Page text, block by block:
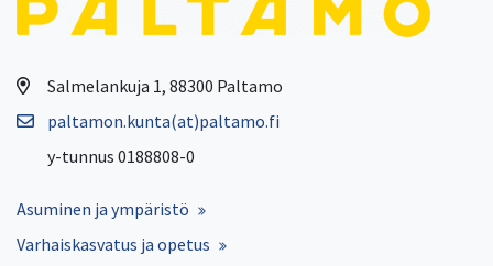
Salmelankuja 1, 88300 Paltamo
paltamon.kunta(at)paltamo.fi
y-tunnus 0188808-0
Asuminen ja ympäristö
Varhaiskasvatus ja opetus